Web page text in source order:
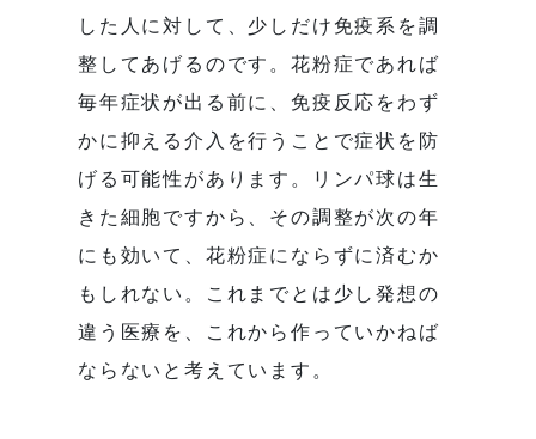
した人に対して、少しだけ免疫系を調
整してあげるのです。花粉症であれば
毎年症状が出る前に、免疫反応をわず
かに抑える介入を行うことで症状を防
げる可能性があります。リンパ球は生
きた細胞ですから、その調整が次の年
にも効いて、花粉症にならずに済むか
もしれない。これまでとは少し発想の
違う医療を、これから作っていかねば
ならないと考えています。